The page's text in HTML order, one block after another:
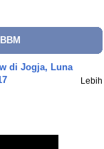
BBM
di Jogja, Luna
Lebih